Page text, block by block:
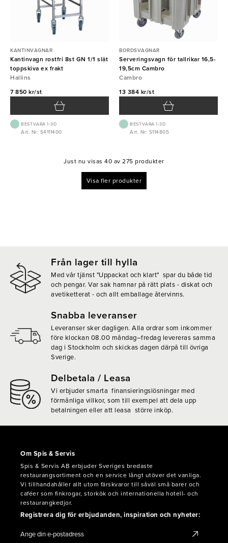
KANTINVAGNAR
Kantinvagn rostfri 8st GN 1/1 slät
toppskiva ex frakt
Hallins
7 850 kr/st
BEST.VARA 1-3D
Art. Nr: S4111400
BORDSVAGNAR
Serveringsvagn för tallrikar 16,5-
19,5cm Cambro
Cambro
13 384 kr/st
BEST.VARA 1-3D
Art. Nr: S114805
Just nu visas 40 av 275 produkter
Visa fler produkter
Från lager till hylla
Med vår tjänst "Uppackat och klart" spar du både tid
och pengar. Var sak hamnar på rätt plats - diskat och
avetiketterat - och allt emballage återvinns.
Snabba leveranser
Leveranser sker dagligen. Alla ordrar som inkommer
före klockan 08.00 måndag–fredag levereras samma
dag i Stockholm och skickas dagen därpå till övriga
Sverige.
Delbetala / Leasa
Vi erbjuder smarta finansieringslösningar med
förmånliga villkor, som till exempel att dela upp
betalningen eller att leasa större inköp.
Om Spis & Servis
Spis & Servis AB erbjuder Sveriges bredaste
restaurangsortiment och en service långt utöver det vanliga.
Vi tillhandahåller allt utom färskvaror till såväl små barer och
caféer som finkrogar, storkök och internationella hotell- och
restaurangkedjor.
Registrera dig för erbjudanden, inspiration och nyheter: